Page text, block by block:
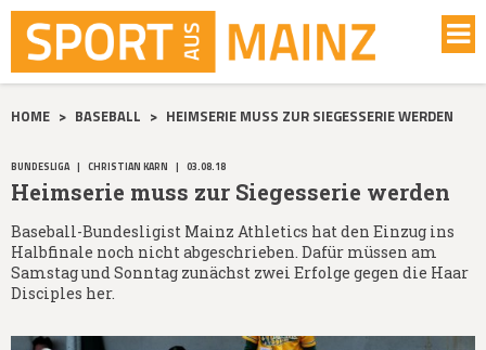
HOME > BASEBALL > HEIMSERIE MUSS ZUR SIEGESSERIE WERDEN
BUNDESLIGA | CHRISTIAN KARN | 03.08.18
Heimserie muss zur Siegesserie werden
Baseball-Bundesligist Mainz Athletics hat den Einzug ins
Halbfinale noch nicht abgeschrieben. Dafür müssen am
Samstag und Sonntag zunächst zwei Erfolge gegen die Haar
Disciples her.